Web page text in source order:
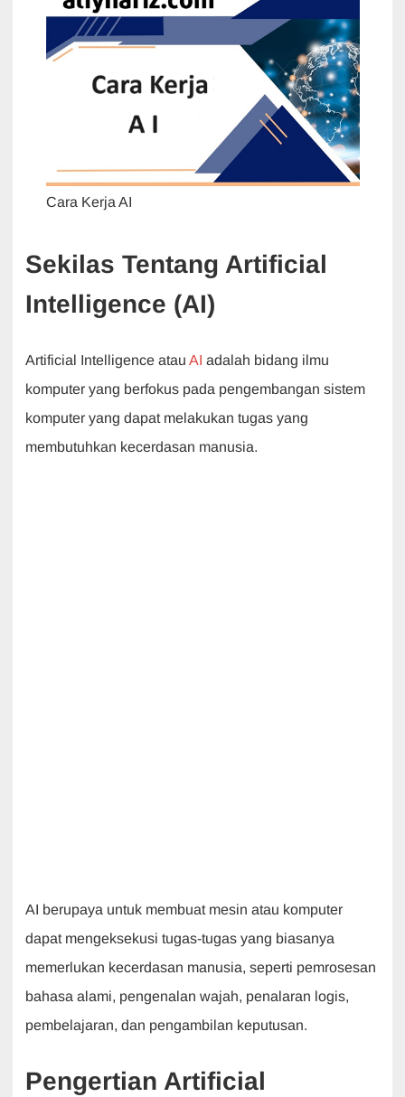
Cara Kerja AI
Sekilas Tentang Artificial
Intelligence (AI)
Artificial Intelligence atau AI adalah bidang ilmu
komputer yang berfokus pada pengembangan sistem
komputer yang dapat melakukan tugas yang
membutuhkan kecerdasan manusia.
AI berupaya untuk membuat mesin atau komputer
dapat mengeksekusi tugas-tugas yang biasanya
memerlukan kecerdasan manusia, seperti pemrosesan
bahasa alami, pengenalan wajah, penalaran logis,
pembelajaran, dan pengambilan keputusan.
Pengertian Artificial